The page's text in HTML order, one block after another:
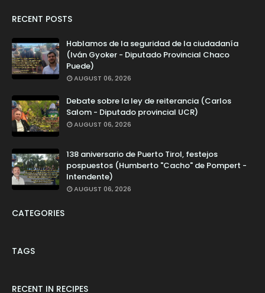
RECENT POSTS
Hablamos de la seguridad de la ciudadanía
(Iván Gyoker - Diputado Provincial Chaco
Puede)
AUGUST 06, 2026
Debate sobre la ley de reiterancia (Carlos
Salom - Diputado provincial UCR)
AUGUST 06, 2026
138 aniversario de Puerto Tirol, festejos
pospuestos (Humberto "Cacho" de Pompert -
Intendente)
AUGUST 06, 2026
CATEGORIES
TAGS
RECENT IN RECIPES